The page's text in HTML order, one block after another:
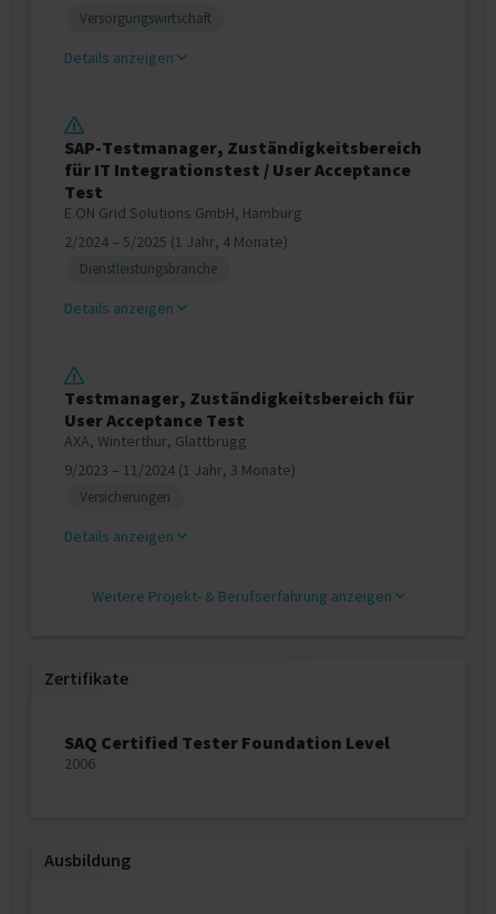
Versorgungswirtschaft
Details anzeigen
SAP-Testmanager, Zuständigkeitsbereich
für IT Integrationstest / User Acceptance
Test
E.ON Grid Solutions GmbH, Hamburg
2/2024 – 5/2025 (1 Jahr, 4 Monate)
Dienstleistungsbranche
Details anzeigen
Testmanager, Zuständigkeitsbereich für
User Acceptance Test
AXA, Winterthur, Glattbrugg
9/2023 – 11/2024 (1 Jahr, 3 Monate)
Versicherungen
Details anzeigen
Weitere Projekt‐ & Berufserfahrung anzeigen
Zertifikate
SAQ Certified Tester Foundation Level
2006
Ausbildung